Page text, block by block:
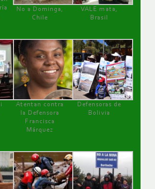
No a Dominga,
Chile
VALE mata,
Brasil
Atentan contra
la Defensora
Francisca
Márquez
Defensoras de
Bolivia